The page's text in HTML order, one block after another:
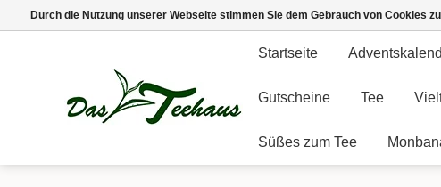
Startseite
Gutscheine Tee
Süßes zum Tee
Durch die Nutzung unserer Webseite stimmen Sie dem Gebrauch von Cookies